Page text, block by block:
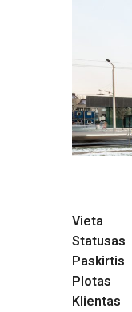
Vieta
Statusas
Paskirtis
Plotas
Klientas